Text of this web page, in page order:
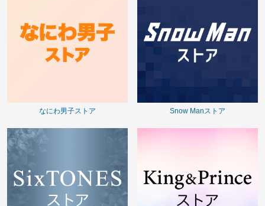
なにわ男子ストア Snow Manストア